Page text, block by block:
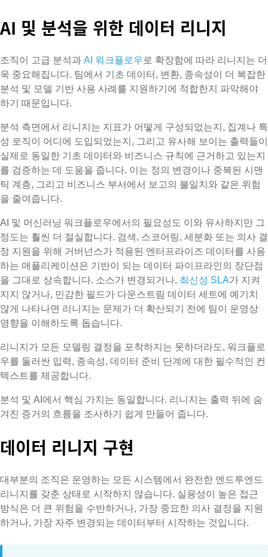
AI 및 분석을 위한 데이터 리니지
조직이 고급 분석과 AI 워크플로우 로 확장함에 따라 리니지는 더
욱 중요해집니다. 팀에서 기초 데이터, 변환, 종속성이 더 복잡한
분석 및 모델 기반 사용 사례를 지원하기에 적합한지 파악해야
하기 때문입니다.
분석 측면에서 리니지는 지표가 어떻게 구성되었는지, 집계나 특
성 로직이 어디에 도입되었는지, 그리고 유사해 보이는 출력들이
실제로 동일한 기초 데이터와 비즈니스 규칙에 근거하고 있는지
를 검증하는 데 도움을 줍니다. 이는 정의 변경이나 중복된 시맨
틱 계층, 그리고 비즈니스 부서에서 보고의 불일치와 같은 위험
을 줄여줍니다.
AI 및 머신러닝 워크플로우에서의 필요성도 이와 유사하지만 그
정도는 훨씬 더 절실합니다. 검색, 스코어링, 세분화 또는 의사 결
정 지원을 위해 거버넌스가 적용된 엔터프라이즈 데이터를 사용
하는 애플리케이션은 기반이 되는 데이터 파이프라인의 장단점
을 그대로 상속합니다. 소스가 변경되거나, 최신성 SLA가 지켜
지지 않거나, 민감한 필드가 다운스트림 데이터 세트에 예기치
않게 나타나면 리니지는 문제가 더 확산되기 전에 팀이 운영상
영향을 이해하도록 돕습니다.
리니지가 모든 모델링 결정을 포착하지는 못하더라도, 워크플로
우를 둘러싼 입력, 종속성, 데이터 준비 단계에 대한 필수적인 컨
텍스트를 제공합니다.
분석 및 AI에서 핵심 가치는 동일합니다. 리니지는 출력 뒤에 숨
겨진 증거의 흐름을 조사하기 쉽게 만들어 줍니다.
데이터 리니지 구현
대부분의 조직은 운영하는 모든 시스템에서 완전한 엔드투엔드
리니지를 갖춘 상태로 시작하지 않습니다. 실용성이 높은 접근
방식은 더 큰 위험을 수반하거나, 가장 중요한 의사 결정을 지원
하거나, 가장 자주 변경되는 데이터부터 시작하는 것입니다.